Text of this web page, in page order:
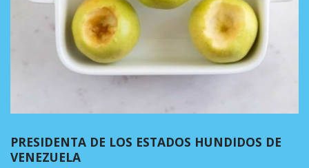
PRESIDENTA DE LOS ESTADOS HUNDIDOS DE
VENEZUELA